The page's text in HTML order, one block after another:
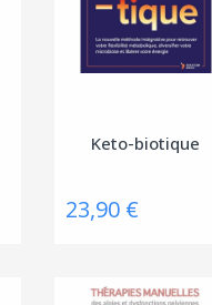
Keto-biotique
23,90 €